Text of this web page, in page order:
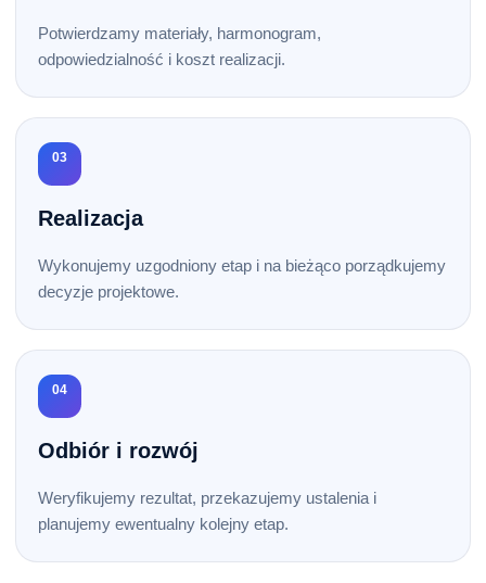
Potwierdzamy materiały, harmonogram,
odpowiedzialność i koszt realizacji.
03
Realizacja
Wykonujemy uzgodniony etap i na bieżąco porządkujemy
decyzje projektowe.
04
Odbiór i rozwój
Weryfikujemy rezultat, przekazujemy ustalenia i
planujemy ewentualny kolejny etap.